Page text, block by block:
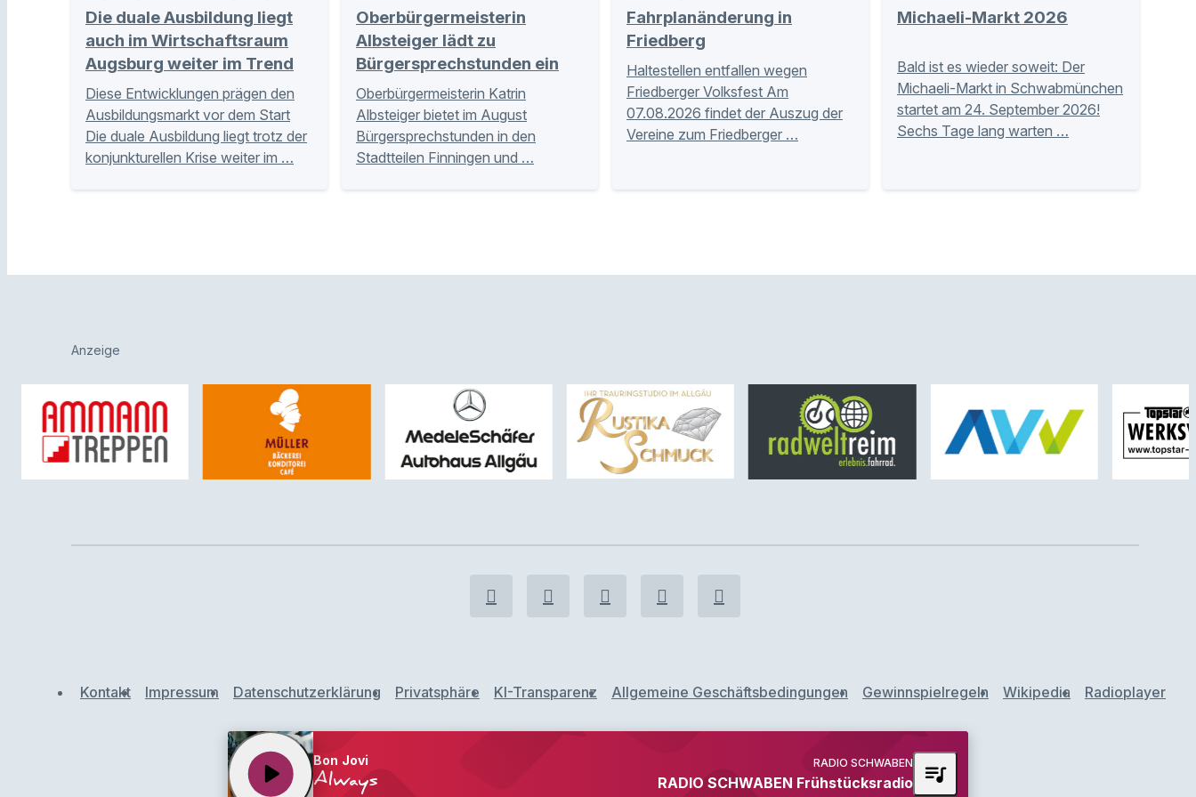
Die duale Ausbildung liegt
auch im Wirtschaftsraum
Augsburg weiter im Trend
Diese Entwicklungen prägen den
Ausbildungsmarkt vor dem Start
Die duale Ausbildung liegt trotz der
konjunkturellen Krise weiter im …
Oberbürgermeisterin
Albsteiger lädt zu
Bürgersprechstunden ein
Oberbürgermeisterin Katrin
Albsteiger bietet im August
Bürgersprechstunden in den
Stadtteilen Finningen und …
Fahrplanänderung in
Friedberg
Haltestellen entfallen wegen
Friedberger Volksfest Am
07.08.2026 findet der Auszug der
Vereine zum Friedberger …
Michaeli-Markt 2026
Bald ist es wieder soweit: Der
Michaeli-Markt in Schwabmünchen
startet am 24. September 2026!
Sechs Tage lang warten …
Anzeige
Kontakt Impressum Datenschutzerklärung Privatsphäre KI-Transparenz Allgemeine Geschäftsbedingungen Gewinnspielregeln Wikipedia Radioplayer
Bon Jovi
Always
play_arrow RADIO SCHWABEN Frühstücksradio
RADIO SCHWABEN queue_music